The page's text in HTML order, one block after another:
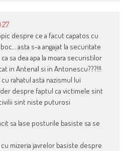
despre ce a facut capatos cu
asta s-a angajat la securitate
sa dea apa la moara securistilor
in Antena1 si in Antonescu???!!!
rahatul asta nazismul lui
despre faptul ca victimele sint
sint niste puturosi
sa lase posturile basiste sa se
mizeria javrelor basiste despre